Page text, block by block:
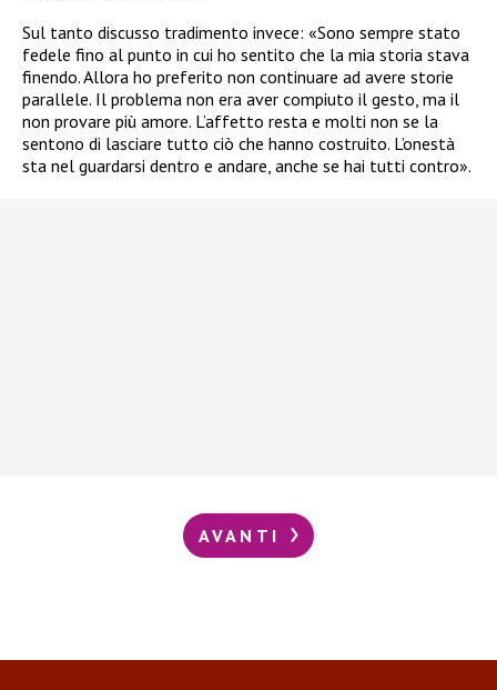
Sul tanto discusso tradimento invece: «Sono sempre stato
fedele fino al punto in cui ho sentito che la mia storia stava
finendo. Allora ho preferito non continuare ad avere storie
parallele. Il problema non era aver compiuto il gesto, ma il
non provare più amore. L’affetto resta e molti non se la
sentono di lasciare tutto ciò che hanno costruito. L’onestà
sta nel guardarsi dentro e andare, anche se hai tutti contro».
AVANTI